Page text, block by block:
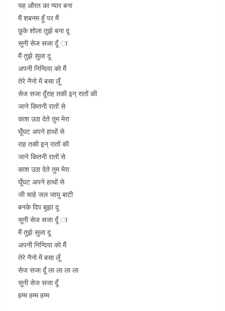
यह औरत का प्यार बना
मैं शबनम हूँ पर मैं
छूके शोला तुझे बना दू
सूनी सेज सजा दूँ ा
मैं तुझे सुला दू
अपनी निन्दिया को मैं
तेरे नैनो में बसा लूँ
सेज सजा दूँराह तकी इन् रातों की
जाने कितनी रातों से
काश उठा देते तुम मेरा
घूँघट अपने हाथों से
राह तकी इन् रातों की
जाने कितनी रातों से
काश उठा देते तुम मेरा
घूँघट अपने हाथों से
जी चाहे जल जायु बाटी
बनके दिप बुझा दू
सूनी सेज सजा दूँ ा
मैं तुझे सुला दू
अपनी निन्दिया को मैं
तेरे नैनो में बसा लूँ
सेज सजा दूँ ला ला ला ला
सूनी सेज सजा दूँ
हम्म हम्म हम्म